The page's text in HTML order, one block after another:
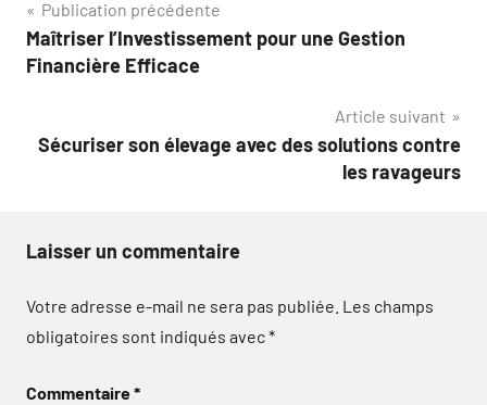
Navigation
de
Publication précédente
Maîtriser l’Investissement pour une Gestion
Financière Efficace
Article suivant
Sécuriser son élevage avec des solutions contre
les ravageurs
Laisser un commentaire
Votre adresse e-mail ne sera pas publiée. Les champs
obligatoires sont indiqués avec*
Commentaire*